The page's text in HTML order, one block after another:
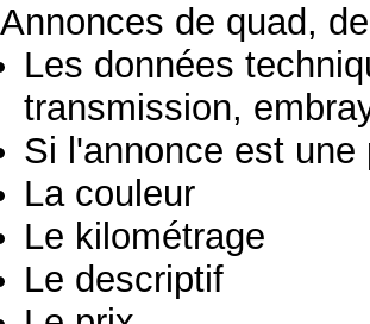
Annonces de quad,
Les données
transmission,
Si l'annonce est une
La couleur
Le kilométrage
Le descriptif